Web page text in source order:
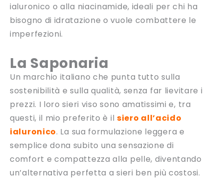
ialuronico o alla niacinamide, ideali per chi ha
bisogno di idratazione o vuole combattere le
imperfezioni.
La Saponaria
Un marchio italiano che punta tutto sulla
sostenibilità e sulla qualità, senza far lievitare i
prezzi. I loro sieri viso sono amatissimi e, tra
questi, il mio preferito è il siero all’acido
ialuronico. La sua formulazione leggera e
semplice dona subito una sensazione di
comfort e compattezza alla pelle, diventando
un’alternativa perfetta a sieri ben più costosi.